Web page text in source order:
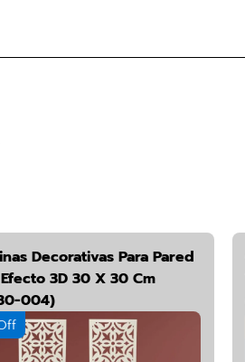
Decorativas Para Pared
3D 30 X 30 Cm
004)